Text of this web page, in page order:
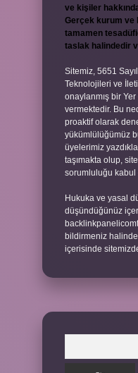
ve kişiler
Gerçek kurum ve
tamamen
taslak halindedir
Sitemiz, 5651
Teknolojileri ve
onaylanmış bir
vermektedir. Bu
proaktif olarak
yükümlülüğümüz
üyelerimiz
taşımakta olup,
sorumluluğu kabul
Hukuka ve yasal
düşündüğünüz
bildirmeniz
içerisinde